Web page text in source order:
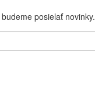
posielať novinky.